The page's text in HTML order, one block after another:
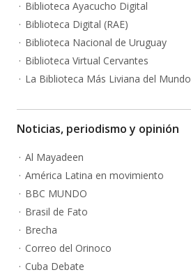
Biblioteca Ayacucho Digital
Biblioteca Digital (RAE)
Biblioteca Nacional de Uruguay
Biblioteca Virtual Cervantes
La Biblioteca Más Liviana del Mundo
Noticias, periodismo y opinión
Al Mayadeen
América Latina en movimiento
BBC MUNDO
Brasil de Fato
Brecha
Correo del Orinoco
Cuba Debate